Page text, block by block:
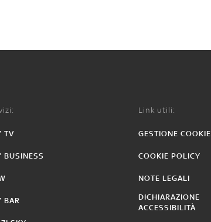
TV
BUSINESS
BAR
Link utili:
GESTIONE COOKIE
COOKIE POLICY
NOTE LEGALI
DICHIARAZIONE
ACCESSIBILITÀ